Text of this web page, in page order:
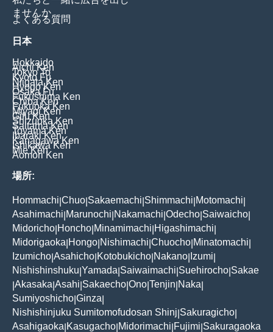
ませんか
よくある質問
日本
Hokkaido
Aichi Ken
Tokyo To
Kyoto Fu
Niigata Ken
Hyogo Ken
Osaka Fu
Fukushima Ken
Chiba Ken
Fukuoka Ken
Miyagi Ken
Gifu Ken
Shizuoka Ken
Saitama Ken
Toyama Ken
Ibaraki Ken
Kanagawa Ken
Ishikawa Ken
Mie Ken
Aomori Ken
場所:
Hommachi Chuo Sakaemachi Shimmachi Motomachi
Asahimachi Marunochi Nakamachi Odecho Saiwaicho
Midoricho Honcho Minamimachi Higashimachi
Midorigaoka Hongo Nishimachi Chuocho Minatomachi
Izumicho Asahicho Kotobukicho Nakano Izumi
Nishishinshuku Yamada Saiwaimachi Suehirocho Sakae
Akasaka Asahi Sakaecho Ono Tenjin Naka
Sumiyoshicho Ginza
Nishishinjuku Sumitomofudosan Shinj Sakuragicho
Asahigaoka Kasugacho Midorimachi Fujimi Sakuragaoka